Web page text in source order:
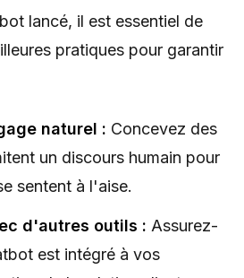
lancé, il est essentiel de
pratiques pour garantir
naturel : Concevez des
un discours humain pour
sentent à l'aise.
d'autres outils : Assurez-
est intégré à vos